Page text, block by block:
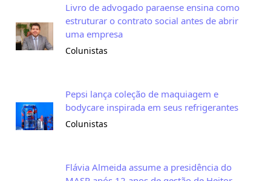
Livro de advogado paraense ensina como
estruturar o contrato social antes de abrir
uma empresa
Colunistas
Pepsi lança coleção de maquiagem e
bodycare inspirada em seus refrigerantes
Colunistas
Flávia Almeida assume a presidência do